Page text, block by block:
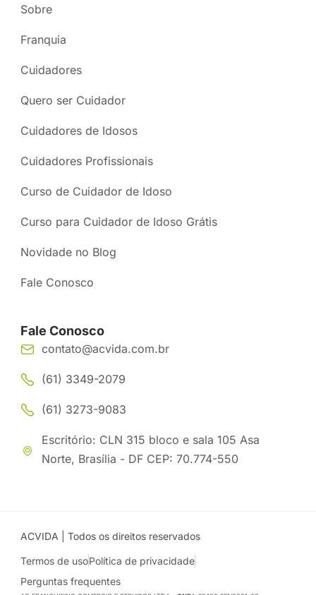
Sobre
Franquia
Cuidadores
Quero ser Cuidador
Cuidadores de Idosos
Cuidadores Profissionais
Curso de Cuidador de Idoso
Curso para Cuidador de Idoso Grátis
Novidade no Blog
Fale Conosco
Fale Conosco
contato@acvida.com.br
(61) 3349-2079
(61) 3273-9083
Escritório: CLN 315 bloco e sala 105 Asa
Norte, Brasília - DF CEP: 70.774-550
ACVIDA | Todos os direitos reservados
Termos de usoPolítica de privacidade
Perguntas frequentes